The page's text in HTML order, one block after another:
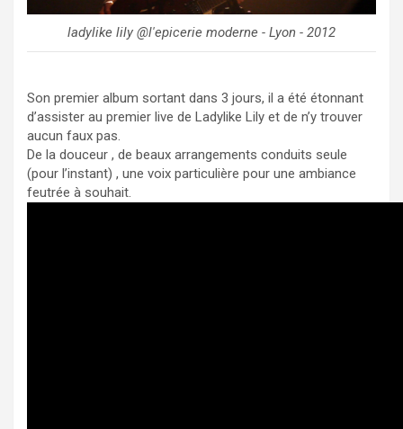
ladylike lily @l'epicerie moderne - Lyon - 2012
Son premier album sortant dans 3 jours, il a été étonnant
d’assister au premier live de Ladylike Lily et de n’y trouver
aucun faux pas.
De la douceur , de beaux arrangements conduits seule
(pour l’instant) , une voix particulière pour une ambiance
feutrée à souhait.